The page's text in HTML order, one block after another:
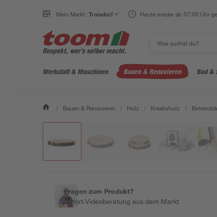
Mein Markt: Troisdorf Heute wieder ab 07:00 Uhr
Werkstatt & Maschinen Bauen & Renovieren Bad &
/ Bauen & Renovieren / Holz / Kreativholz /
Fragen zum Produkt?
Sofort-Videoberatung aus dem Markt